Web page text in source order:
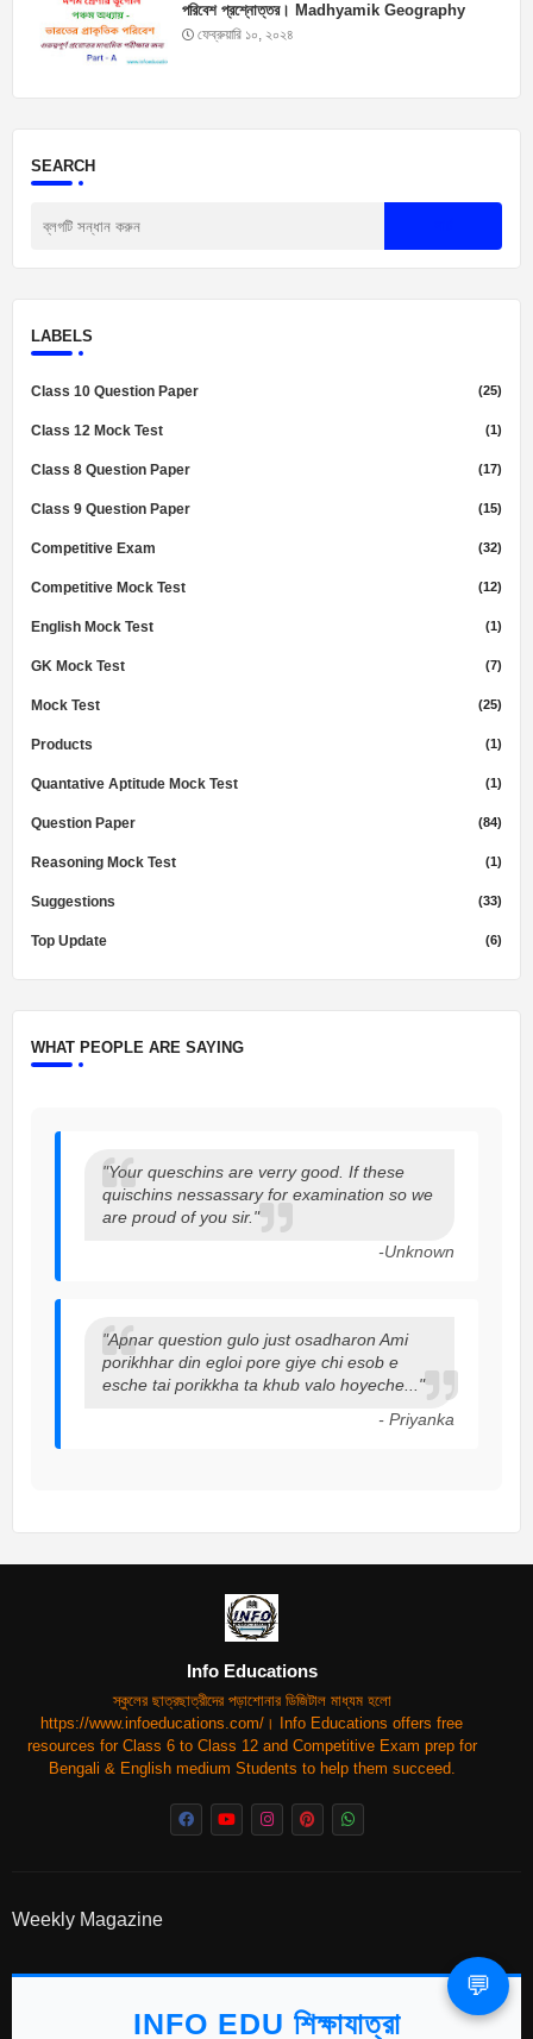
💬
পরিবেশ প্রশ্নোত্তর। Madhyamik Geography
Suggestion 2025
ফেব্রুয়ারি ১০, ২০২৪
SEARCH
LABELS
Class 10 Question Paper (25)
Class 12 Mock Test (1)
Class 8 Question Paper (17)
Class 9 Question Paper (15)
Competitive Exam (32)
Competitive Mock Test (12)
English Mock Test (1)
GK Mock Test (7)
Mock Test (25)
Products (1)
Quantative Aptitude Mock Test (1)
Question Paper (84)
Reasoning Mock Test (1)
Suggestions (33)
Top Update (6)
WHAT PEOPLE ARE SAYING
"Your queschins are verry good. If these
quischins nessassary for examination so we
are proud of you sir."
-Unknown
"Apnar question gulo just osadharon Ami
porikhhar din egloi pore giye chi esob e
esche tai porikkha ta khub valo hoyeche..."
- Priyanka
Info Educations
স্কুলের ছাত্রছাত্রীদের পড়াশোনার ডিজিটাল মাধ্যম হলো
https://www.infoeducations.com/। Info Educations offers free
resources for Class 6 to Class 12 and Competitive Exam prep for
Bengali & English medium Students to help them succeed.
Weekly Magazine
INFO EDU শিক্ষাযাত্রা